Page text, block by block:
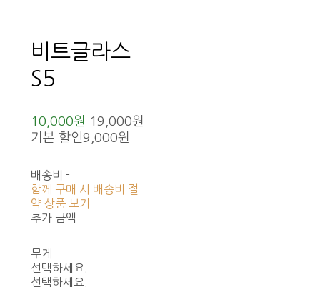
비트글라스
S5
10,000원 19,000원
기본 할인9,000원
배송비 -
함께 구매 시 배송비 절
약 상품 보기
추가 금액
무게
선택하세요.
선택하세요.